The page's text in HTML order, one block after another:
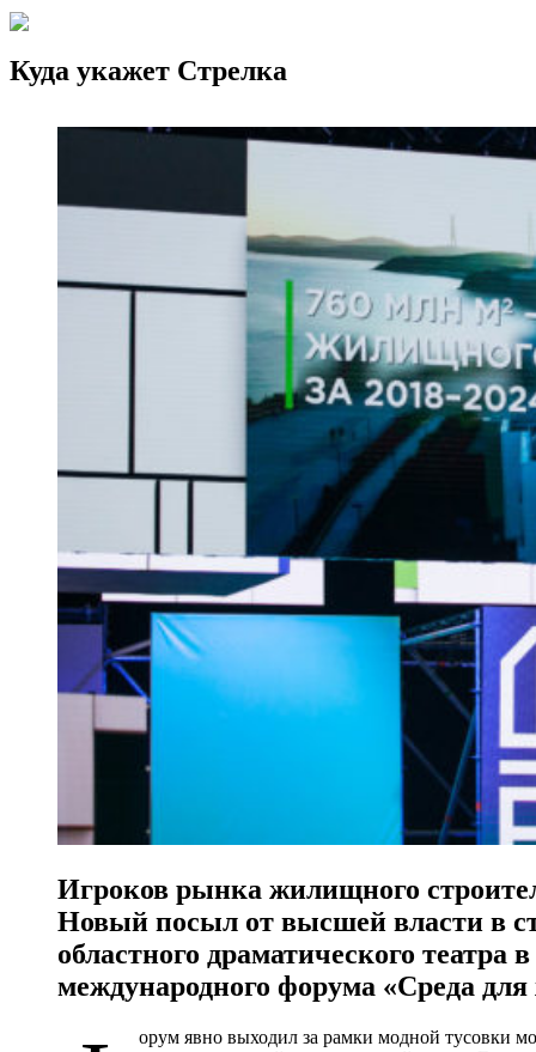
Куда укажет Стрелка
Игроков рынка жилищного
Новый посыл от высшей власти в
областного драматического театра
международного форума «Среда
орум явно выходил за рамки модной тусовки